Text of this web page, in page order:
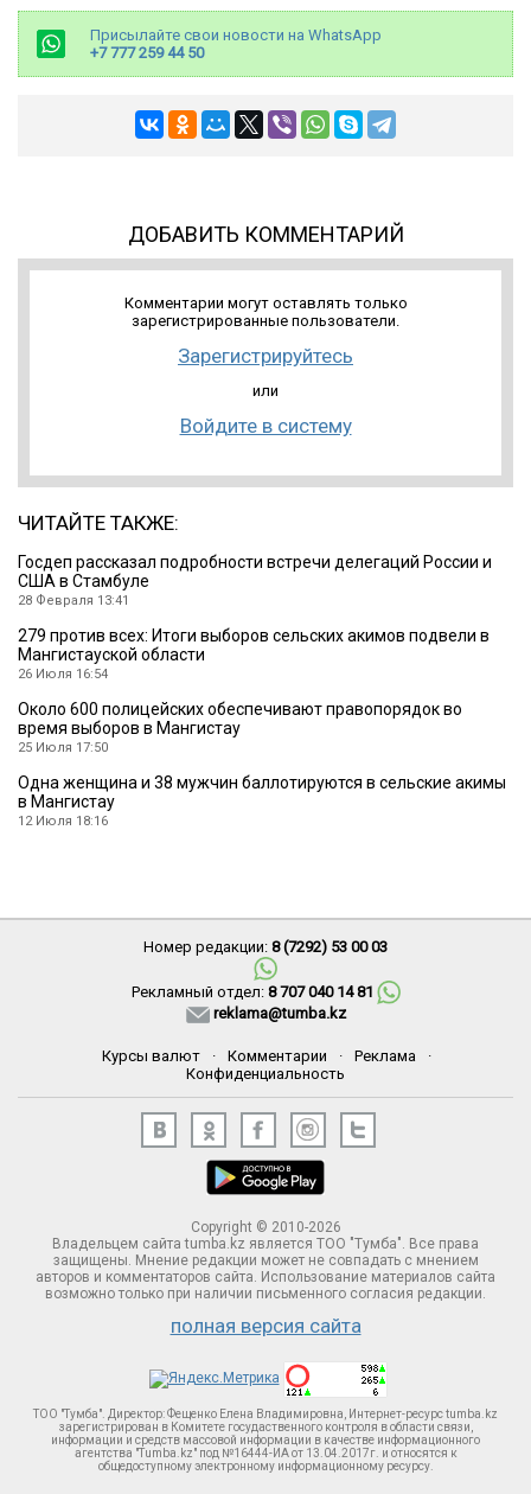
Присылайте свои новости на WhatsApp
+7 777 259 44 50
ДОБАВИТЬ КОММЕНТАРИЙ
Комментарии могут оставлять только
зарегистрированные пользователи.
Зарегистрируйтесь
или
Войдите в систему
ЧИТАЙТЕ ТАКЖЕ:
Госдеп рассказал подробности встречи делегаций России и
США в Стамбуле
28 Февраля 13:41
279 против всех: Итоги выборов сельских акимов подвели в
Мангистауской области
26 Июля 16:54
Около 600 полицейских обеспечивают правопорядок во
время выборов в Мангистау
25 Июля 17:50
Одна женщина и 38 мужчин баллотируются в сельские акимы
в Мангистау
12 Июля 18:16
Номер редакции: 8 (7292) 53 00 03
Рекламный отдел: 8 707 040 14 81
reklama@tumba.kz
Курсы валют · Комментарии · Реклама
·
Конфиденциальность
Copyright © 2010-2026
Владельцем сайта tumba.kz является ТОО "Тумба". Все права
защищены. Мнение редакции может не совпадать с мнением
авторов и комментаторов сайта. Использование материалов сайта
возможно только при наличии письменного согласия редакции.
полная версия сайта
ТОО "Тумба". Директор: Фещенко Елена Владимировна, Интернет-ресурс tumba.kz
зарегистрирован в Комитете госудаственного контроля в области связи,
информации и средств массовой информации в качестве информационного
агентства "Tumba.kz" под №16444-ИА от 13.04.2017г. и относятся к
общедоступному электронному информационному ресурсу.